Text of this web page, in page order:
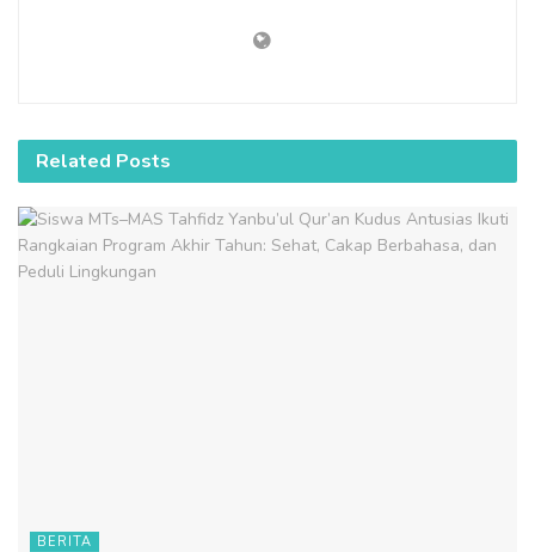
Related Posts
BERITA